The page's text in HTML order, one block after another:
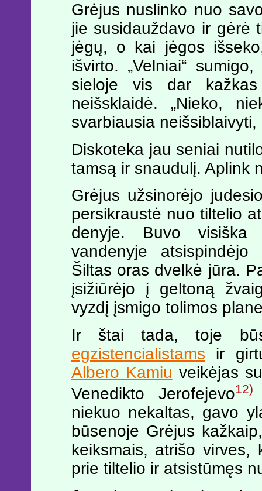
Grėjus nuslinko nuo
jie susidauždavo ir gėrė
jėgų, o kai jėgos
išvirto. „Velniai“
sieloje vis dar
neišsklaidė. „Nieko,
svarbiausia neišsiblaivyti,
Diskoteka jau seniai
tamsą ir snaudulį. Aplink
Grėjus užsinorėjo
persikraustė nuo tiltelio
denyje. Buvo
vandenyje
Šiltas oras dvelkė jūra.
įsižiūrėjo į geltoną
vyzdį įsmigo tolimos
Ir štai tada, toje
egzistencialistams ir
Albero Kamiu veikėjas
Venedikto Jerofejevo12)
niekuo nekaltas, gavo
būsenoje Grėjus
keiksmais, atrišo virves,
prie tiltelio ir atsistūmęs